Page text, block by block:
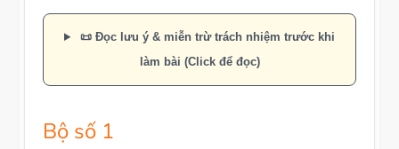
📜 Đọc lưu ý & miễn trừ trách nhiệm trước khi
làm bài (Click để đọc)
Bộ số 1